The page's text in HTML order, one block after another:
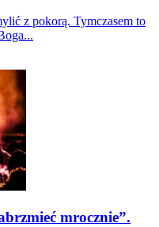
z pokorą. Tymczasem to
mrocznie”.